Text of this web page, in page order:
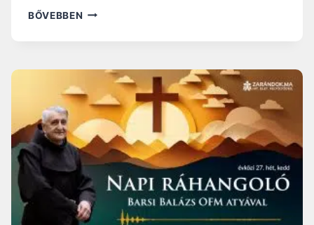
–
T
U
K
Á
C
S
N
Y
BŐVEBBEN N
R
H
N
G
O
L
Ó
:
A